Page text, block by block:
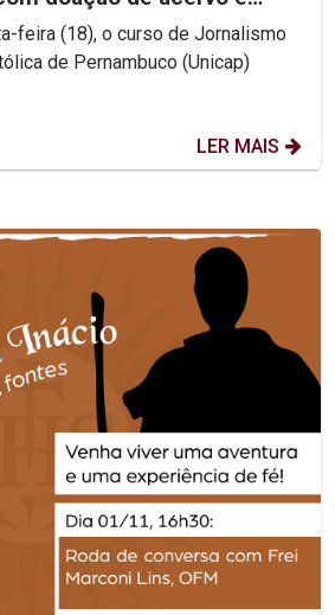
sua...
feira (18), o curso de Jornalismo
de Pernambuco (Unicap)
LER MAIS